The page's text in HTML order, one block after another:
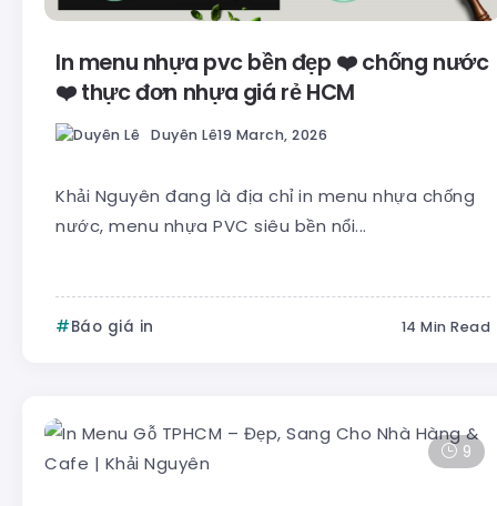
In menu nhựa pvc bền đẹp ❤️ chống nước
❤️ thực đơn nhựa giá rẻ HCM
Duyên Lê19 March, 2026
Khải Nguyên đang là địa chỉ in menu nhựa chống
nước, menu nhựa PVC siêu bền nổi...
Báo giá in 14 Min Read
9